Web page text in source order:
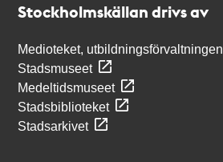
Stockholmskällan drivs av
Medioteket, utbildningsförvaltningen
Stadsmuseet
Medeltidsmuseet
Stadsbiblioteket
Stadsarkivet